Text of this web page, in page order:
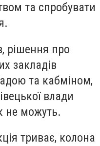
та спробувати
рішення про
закладів
та кабміном,
влади
не можуть.
триває, колона